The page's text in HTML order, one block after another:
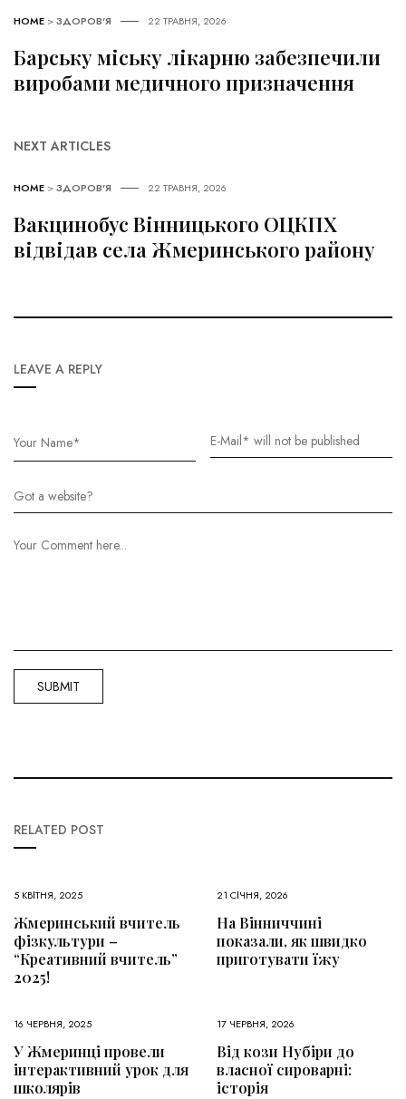
HOME >ЗДОРОВ'Я 22 ТРАВНЯ, 2026
Барську міську лікарню забезпечили
виробами медичного призначення
NEXT ARTICLES
HOME >ЗДОРОВ'Я 22 ТРАВНЯ, 2026
Вакцинобус Вінницького ОЦКПХ
відвідав села Жмеринського району
LEAVE A REPLY
RELATED POST
5 КВІТНЯ, 2025
Жмеринський вчитель
фізкультури –
“Креативний вчитель”
2025!
21 СІЧНЯ, 2026
На Вінниччині
показали, як швидко
приготувати їжу
16 ЧЕРВНЯ, 2025
У Жмеринці провели
інтерактивний урок для
школярів
17 ЧЕРВНЯ, 2026
Від кози Нубіри до
власної сироварні:
історія